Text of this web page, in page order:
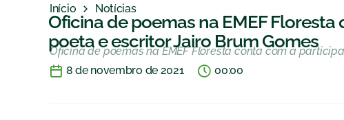
Início Notícias
Oficina de poemas na EMEF
poeta e escritor Jairo Brum Gomes
Oficina de poemas na EMEF Floresta conta com a
8 de novembro de 2021
00:00